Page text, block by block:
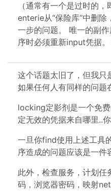
（通常有一个是过时的
enterie从“保险库”中删
一步的问题。 唯一的副
序时必须重新input凭据
这个话题太旧了，但我只
如果任何人有同样的问题
locking定影剂是一个免
定无效的凭据来自哪里..
一旦你find使用上述工具
序造成的问题应该是一件
此外，检查服务，计划
码，浏览器密码，映射